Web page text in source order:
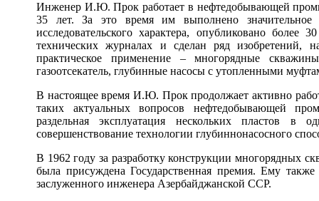
Инженер И.Ю. Прок работает в нефтедобывающей
35 лет. За это время им выполнено значительное
исследовательского характера, опубликовано более
технических журналах и сделан ряд изобретений,
практическое применение – многорядные
газоотсекатель, глубинные насосы с утопленными
В настоящее время И.Ю. Прок продолжает активно
таких актуальных вопросов нефтедобывающей
раздельная эксплуатация нескольких пластов в
совершенствование технологии глубиннонасосного
В 1962 году за разработку конструкции многорядных
была присуждена Государственная премия. Ему также
заслуженного инженера Азербайджанской ССР.